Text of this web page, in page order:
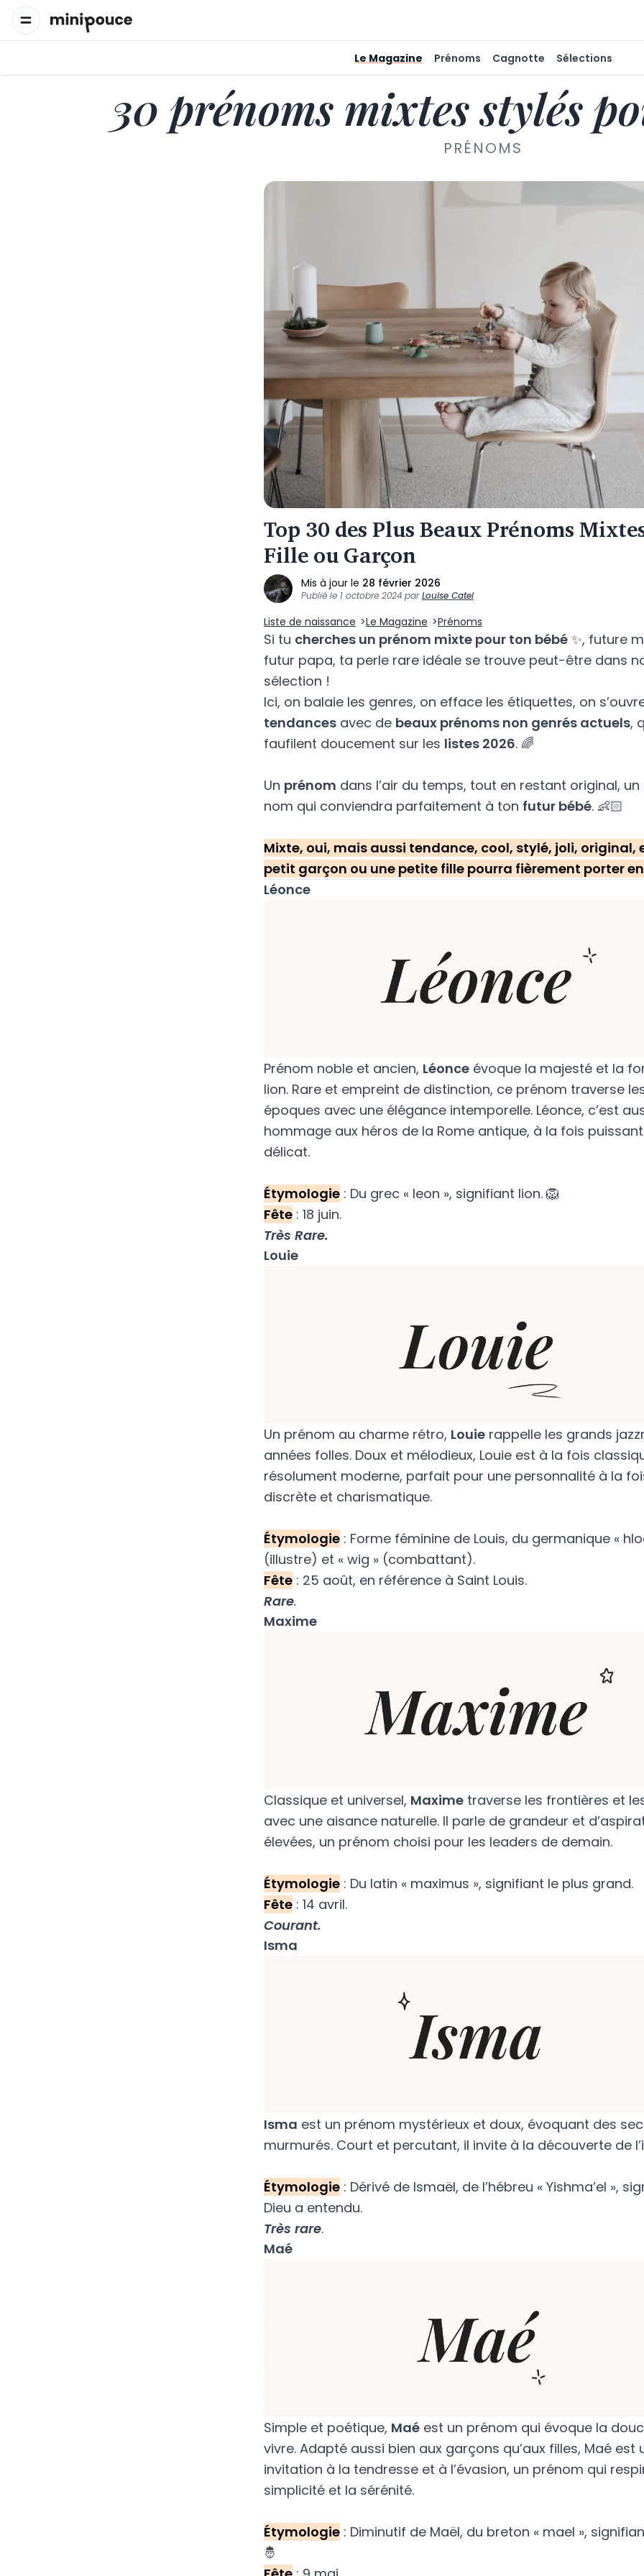
Le Magazine Prénoms Cagnotte Sélections
30 prénoms mixtes stylés
PRÉNOMS
Top 30 des Plus Beaux Prénoms
Fille ou Garçon
Mis à jour le 28 février 2026
Publié le 1 octobre 2024 parLouise Catel
Liste de naissance Le Magazine Prénoms
Si tu cherches un prénom mixte pour ton bébé ✨, future
futur papa, ta perle rare idéale se trouve peut-être dans
sélection !
Ici, on balaie les genres, on efface les étiquettes, on
tendances avec de beaux prénoms non genrés actuels,
faufilent doucement sur les listes 2026. 🌈
Un prénom dans l’air du temps, tout en restant original,
nom qui conviendra parfaitement à ton futur bébé. 👶🏻
Mixte, oui, mais aussi tendance, cool, stylé, joli, original,
petit garçon ou une petite fille pourra fièrement porter
Léonce
Prénom noble et ancien, Léonce évoque la majesté et la
lion. Rare et empreint de distinction, ce prénom traverse
époques avec une élégance intemporelle. Léonce, c’est
hommage aux héros de la Rome antique, à la fois
délicat.
Étymologie : Du grec « leon », signifiant lion. 🦁
Fête : 18 juin.
Très Rare.
Louie
Un prénom au charme rétro, Louie rappelle les grands
années folles. Doux et mélodieux, Louie est à la fois
résolument moderne, parfait pour une personnalité à la
discrète et charismatique.
Étymologie : Forme féminine de Louis, du germanique «
(illustre) et « wig » (combattant).
Fête : 25 août, en référence à Saint Louis.
Rare.
Maxime
Classique et universel, Maxime traverse les frontières et
avec une aisance naturelle. Il parle de grandeur et
élevées, un prénom choisi pour les leaders de demain.
Étymologie : Du latin « maximus », signifiant le plus grand.
Fête : 14 avril.
Courant.
Isma
Isma est un prénom mystérieux et doux, évoquant des
murmurés. Court et percutant, il invite à la découverte de
Étymologie : Dérivé de Ismaël, de l’hébreu « Yishma’el »,
Dieu a entendu.
Très rare.
Maé
Simple et poétique, Maé est un prénom qui évoque la
vivre. Adapté aussi bien aux garçons qu’aux filles, Maé est
invitation à la tendresse et à l’évasion, un prénom qui
simplicité et la sérénité.
Étymologie : Diminutif de Maël, du breton « mael »,
🤴